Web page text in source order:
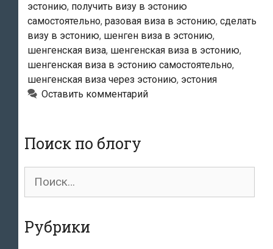
эстонию, получить визу в эстонию
самостоятельно, разовая виза в эстонию, сделать
визу в эстонию, шенген виза в эстонию,
шенгенская виза, шенгенская виза в эстонию,
шенгенская виза в эстонию самостоятельно,
шенгенская виза через эстонию, эстония
Оставить комментарий
Поиск по блогу
Поиск
Рубрики